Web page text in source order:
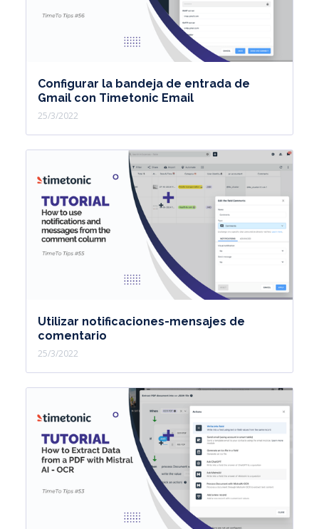
Configurar la bandeja de entrada de
Gmail con Timetonic Email
25/3/2022
Utilizar notificaciones-mensajes de
comentario
25/3/2022